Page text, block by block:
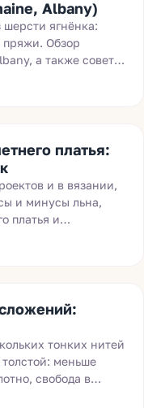
Albany)
ягнёнка:
пряжи. Обзор
а также советы
платья:
и в вязании,
и минусы льна,
платья и
камни каждого
тонких нитей
меньше
свобода в
миксов.